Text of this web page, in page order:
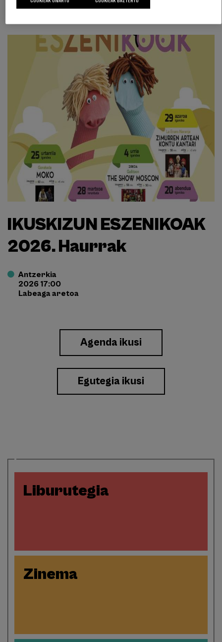
Urria-Azaroa
IKUSKIZUN ESZENIKOAK
2026. Haurrak
Antzerkia
2026 17:00
Labeaga aretoa
Agenda ikusi
Egutegia ikusi
Liburutegia
Zinema